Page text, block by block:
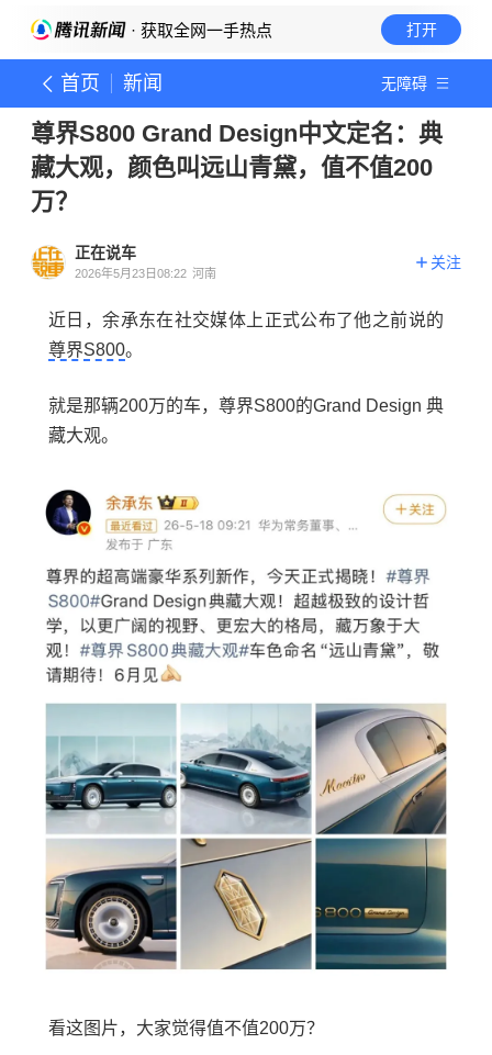
· 获取全网一手热点 打开
首页 新闻 无障碍
尊界S800 Grand Design中文定名：典
藏大观，颜色叫远山青黛，值不值200
万？
正在说车
2026年5月23日08:22 河南
关注
近日，余承东在社交媒体上正式公布了他之前说的
尊界S800。
就是那辆200万的车，尊界S800的Grand Design 典
藏大观。
看这图片，大家觉得值不值200万？